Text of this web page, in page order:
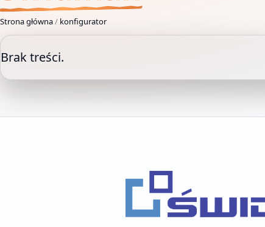
Strona główna/ konfigurator
Brak treści.